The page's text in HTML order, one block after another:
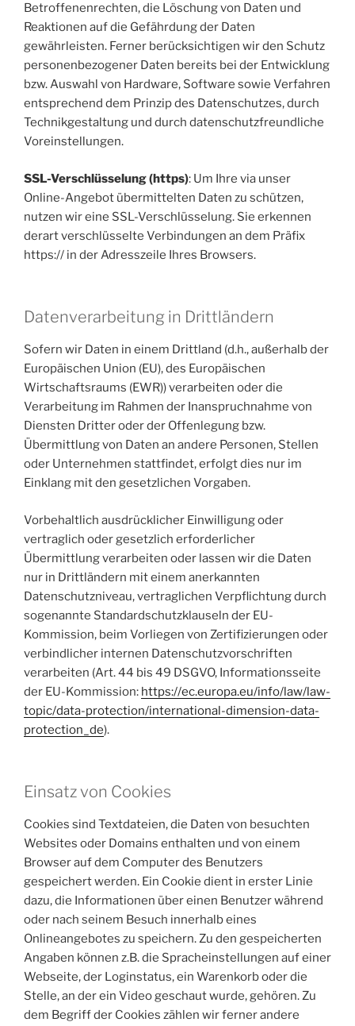
Betroffenenrechten, die Löschung von Daten und
Reaktionen auf die Gefährdung der Daten
gewährleisten. Ferner berücksichtigen wir den Schutz
personenbezogener Daten bereits bei der Entwicklung
bzw. Auswahl von Hardware, Software sowie Verfahren
entsprechend dem Prinzip des Datenschutzes, durch
Technikgestaltung und durch datenschutzfreundliche
Voreinstellungen.
SSL-Verschlüsselung (https): Um Ihre via unser
Online-Angebot übermittelten Daten zu schützen,
nutzen wir eine SSL-Verschlüsselung. Sie erkennen
derart verschlüsselte Verbindungen an dem Präfix
https:// in der Adresszeile Ihres Browsers.
Datenverarbeitung in Drittländern
Sofern wir Daten in einem Drittland (d.h., außerhalb der
Europäischen Union (EU), des Europäischen
Wirtschaftsraums (EWR)) verarbeiten oder die
Verarbeitung im Rahmen der Inanspruchnahme von
Diensten Dritter oder der Offenlegung bzw.
Übermittlung von Daten an andere Personen, Stellen
oder Unternehmen stattfindet, erfolgt dies nur im
Einklang mit den gesetzlichen Vorgaben.
Vorbehaltlich ausdrücklicher Einwilligung oder
vertraglich oder gesetzlich erforderlicher
Übermittlung verarbeiten oder lassen wir die Daten
nur in Drittländern mit einem anerkannten
Datenschutzniveau, vertraglichen Verpflichtung durch
sogenannte Standardschutzklauseln der EU-
Kommission, beim Vorliegen von Zertifizierungen oder
verbindlicher internen Datenschutzvorschriften
verarbeiten (Art. 44 bis 49 DSGVO, Informationsseite
der EU-Kommission: https://ec.europa.eu/info/law/law-
topic/data-protection/international-dimension-data-
protection_de).
Einsatz von Cookies
Cookies sind Textdateien, die Daten von besuchten
Websites oder Domains enthalten und von einem
Browser auf dem Computer des Benutzers
gespeichert werden. Ein Cookie dient in erster Linie
dazu, die Informationen über einen Benutzer während
oder nach seinem Besuch innerhalb eines
Onlineangebotes zu speichern. Zu den gespeicherten
Angaben können z.B. die Spracheinstellungen auf einer
Webseite, der Loginstatus, ein Warenkorb oder die
Stelle, an der ein Video geschaut wurde, gehören. Zu
dem Begriff der Cookies zählen wir ferner andere